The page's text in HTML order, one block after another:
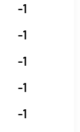
-1
-1
-1
-1
-1